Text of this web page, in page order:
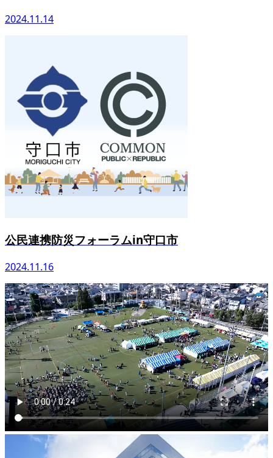
2024.11.14
公民連携防災フォーラムin守口市
2024.11.16